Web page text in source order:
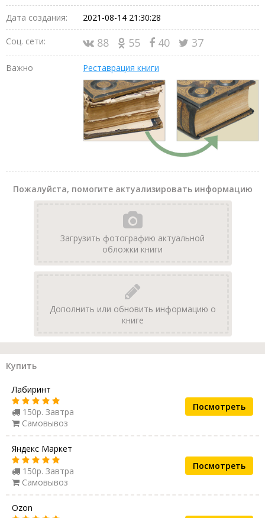
Дата создания: 2021-08-14 21:30:28
Соц. сети: 88 55 40 37
Важно Реставрация книги
Пожалуйста, помогите актуализировать информацию
Загрузить фотографию актуальной
обложки книги
Дополнить или обновить информацию о
книге
Купить
Лабиринт
150р. Завтра
Самовывоз
Посмотреть
Яндекс Маркет
150р. Завтра
Самовывоз
Посмотреть
Ozon